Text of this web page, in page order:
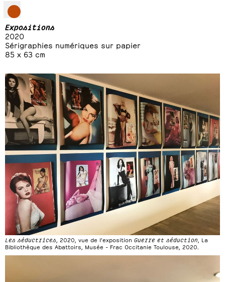
Expositions
2020
Sérigraphies numériques sur papier
85 x 63 cm
Les séductrices, 2020, vue de l’exposition Guerre et séduction, La
Bibliothèque des Abattoirs, Musée – Frac Occitanie Toulouse, 2020.